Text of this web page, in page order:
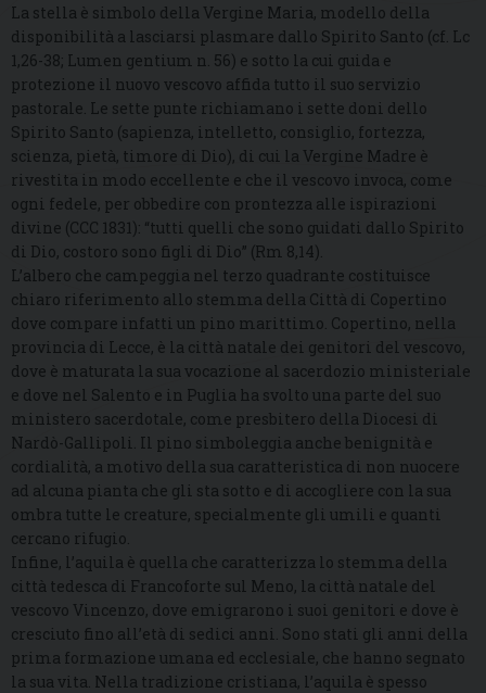
La stella è simbolo della Vergine Maria, modello della
disponibilità a lasciarsi plasmare dallo Spirito Santo (cf. Lc
1,26-38; Lumen gentium n. 56) e sotto la cui guida e
protezione il nuovo vescovo affida tutto il suo servizio
pastorale. Le sette punte richiamano i sette doni dello
Spirito Santo (sapienza, intelletto, consiglio, fortezza,
scienza, pietà, timore di Dio), di cui la Vergine Madre è
rivestita in modo eccellente e che il vescovo invoca, come
ogni fedele, per obbedire con prontezza alle ispirazioni
divine (CCC 1831): “tutti quelli che sono guidati dallo Spirito
di Dio, costoro sono figli di Dio” (Rm 8,14).
L’albero che campeggia nel terzo quadrante costituisce
chiaro riferimento allo stemma della Città di Copertino
dove compare infatti un pino marittimo. Copertino, nella
provincia di Lecce, è la città natale dei genitori del vescovo,
dove è maturata la sua vocazione al sacerdozio ministeriale
e dove nel Salento e in Puglia ha svolto una parte del suo
ministero sacerdotale, come presbitero della Diocesi di
Nardò-Gallipoli. Il pino simboleggia anche benignità e
cordialità, a motivo della sua caratteristica di non nuocere
ad alcuna pianta che gli sta sotto e di accogliere con la sua
ombra tutte le creature, specialmente gli umili e quanti
cercano rifugio.
Infine, l’aquila è quella che caratterizza lo stemma della
città tedesca di Francoforte sul Meno, la città natale del
vescovo Vincenzo, dove emigrarono i suoi genitori e dove è
cresciuto fino all’età di sedici anni. Sono stati gli anni della
prima formazione umana ed ecclesiale, che hanno segnato
la sua vita. Nella tradizione cristiana, l’aquila è spesso